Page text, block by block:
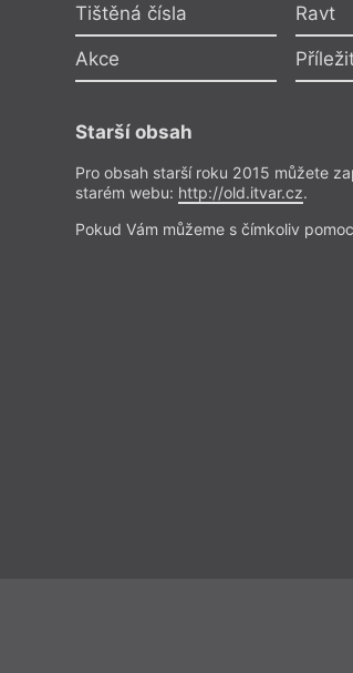
Evelina Zitková
ještě někdy zahlídnout
Tištěná čísla Ravt
Akce
Starší obsah
Pro obsah starší roku 2015 můžete
starém webu: http://old.itvar.cz.
Pokud Vám můžeme s čímkoliv